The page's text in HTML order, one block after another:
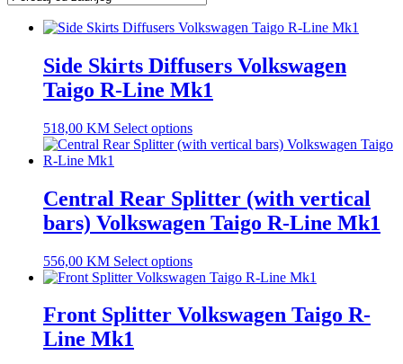
Side Skirts Diffusers Volkswagen
Taigo R-Line Mk1
518,00 KM Select options
Central Rear Splitter (with vertical
bars) Volkswagen Taigo R-Line Mk1
556,00 KM Select options
Front Splitter Volkswagen Taigo R-
Line Mk1